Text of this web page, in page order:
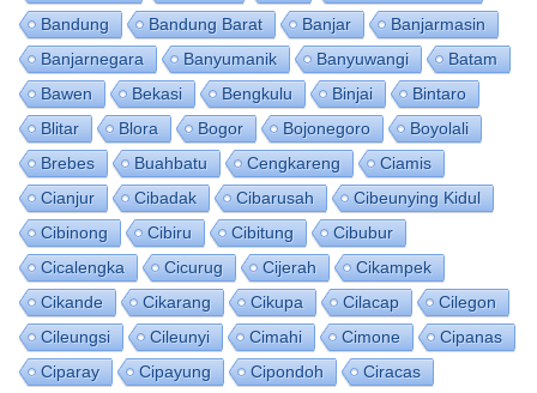
Bandung
Bandung Barat Banjar
Banjarmasin
Banjarnegara
Banyumanik Banyuwangi
Batam
Bawen
Bekasi Bengkulu Binjai
Bintaro
Blitar
Blora Bogor Bojonegoro
Boyolali
Brebes
Buahbatu Cengkareng
Ciamis
Cianjur
Cibadak Cibarusah
Cibeunying Kidul
Cibinong
Cibiru Cibitung
Cibubur
Cicalengka
Cicurug Cijerah
Cikampek
Cikande
Cikarang Cikupa Cilacap
Cilegon
Cileungsi
Cileunyi Cimahi Cimone
Cipanas
Ciparay
Cipayung Cipondoh
Ciracas